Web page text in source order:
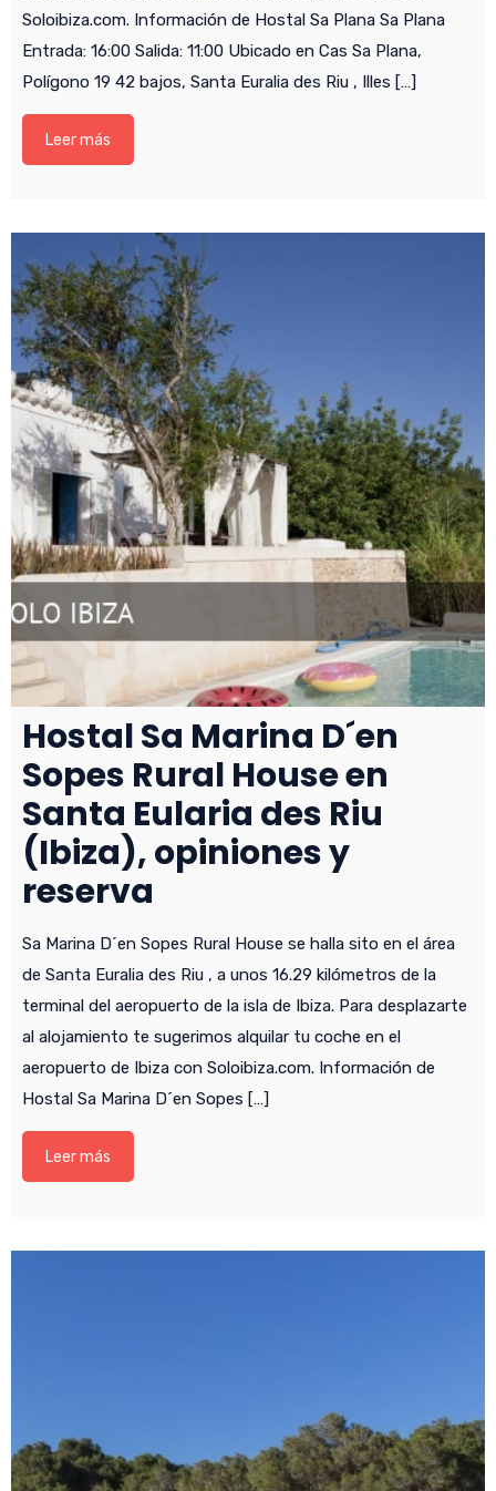
Soloibiza.com. Información de Hostal Sa Plana Sa Plana
Entrada: 16:00 Salida: 11:00 Ubicado en Cas Sa Plana,
Polígono 19 42 bajos, Santa Euralia des Riu , Illes […]
Leer más
Hostal Sa Marina D´en
Sopes Rural House en
Santa Eularia des Riu
(Ibiza), opiniones y
reserva
Sa Marina D´en Sopes Rural House se halla sito en el área
de Santa Euralia des Riu , a unos 16.29 kilómetros de la
terminal del aeropuerto de la isla de Ibiza. Para desplazarte
al alojamiento te sugerimos alquilar tu coche en el
aeropuerto de Ibiza con Soloibiza.com. Información de
Hostal Sa Marina D´en Sopes […]
Leer más